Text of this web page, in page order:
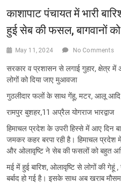
काशापाट पंचायत में भारी
हुई सेब की फसल, बागवानों
May 11, 2024 No Comments
सरकार व प्रशासन से लगाई गुहार,
लोगों को दिया जाए मुआवजा
गुठलीदार फलों के साथ गेंहू, मटर, आलू
रामपुर बुशहर,11 अप्रैल योगराज भारद्वाज
हिमाचल प्रदेश के उपरी हिस्से में आए दिन
जमकर कहर बरपा रही है। हिमाचल प्रदेश
और ओलावृष्टि ने सेब की फसलों को बहुत
मई में हुई बारिश, ओलावृष्टि से लोगों की
बर्बाद हो गई है। इसके साथ अब खराब